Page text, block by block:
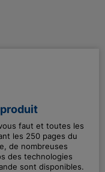
faut et toutes les
les 250 pages du
de nombreuses
des technologies
sont disponibles.